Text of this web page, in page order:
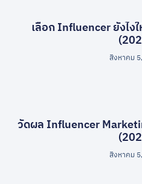
เลือก Influencer ยังไง
สิงหาคม
วัดผล Influencer
สิงหาคม